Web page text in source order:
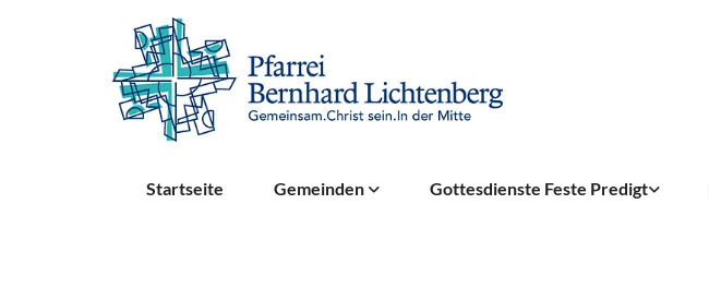
Startseite Gemeinden Gottesdienste Feste Predigt